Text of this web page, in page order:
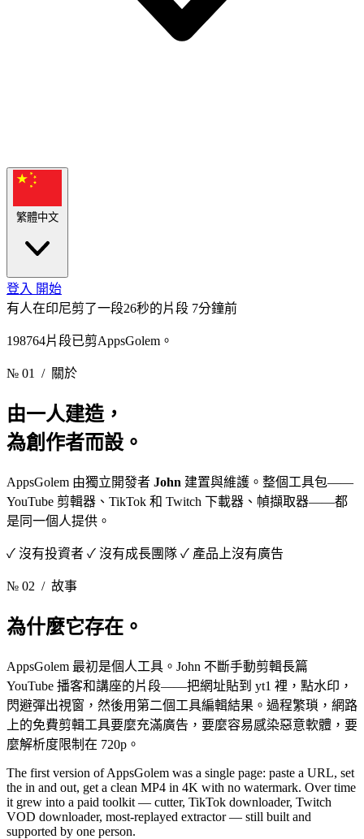
繁體中文
登入 開始
有人在印尼剪了一段26秒的片段 7分鐘前
198764片段已剪AppsGolem。
№ 01 / 關於
由一人建造，
為創作者而設。
AppsGolem 由獨立開發者 John 建置與維護。整個工具包——
YouTube 剪輯器、TikTok 和 Twitch 下載器、幀擷取器——都
是同一個人提供。
✓ 沒有投資者 ✓ 沒有成長團隊 ✓ 產品上沒有廣告
№ 02 / 故事
為什麼它存在。
AppsGolem 最初是個人工具。John 不斷手動剪輯長篇
YouTube 播客和講座的片段——把網址貼到 yt1 裡，點水印，
閃避彈出視窗，然後用第二個工具編輯結果。過程繁瑣，網路
上的免費剪輯工具要麼充滿廣告，要麼容易感染惡意軟體，要
麼解析度限制在 720p。
The first version of AppsGolem was a single page: paste a URL, set
the in and out, get a clean MP4 in 4K with no watermark. Over time
it grew into a paid toolkit — cutter, TikTok downloader, Twitch
VOD downloader, most-replayed extractor — still built and
supported by one person.